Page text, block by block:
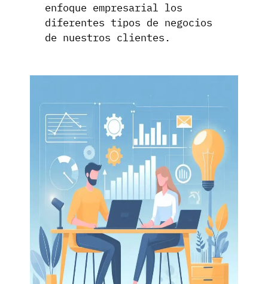
enfoque empresarial los
diferentes tipos de negocios
de nuestros clientes.